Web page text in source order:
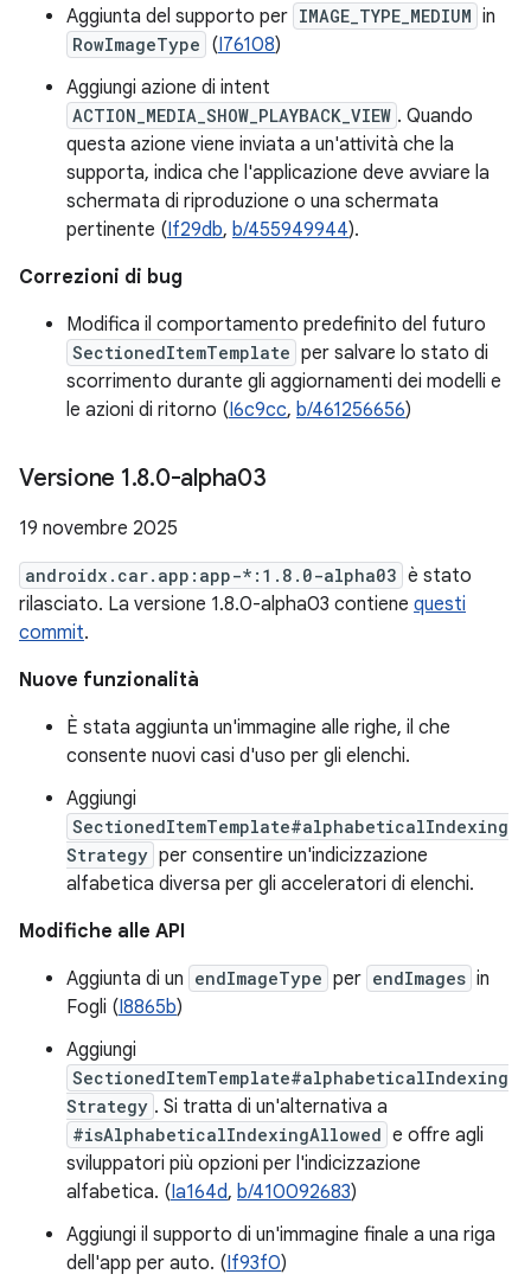
Aggiunta del supporto per IMAGE_TYPE_MEDIUM in
RowImageType (I76108)
Aggiungi azione di intent
ACTION_MEDIA_SHOW_PLAYBACK_VIEW . Quando
questa azione viene inviata a un'attività che la
supporta, indica che l'applicazione deve avviare la
schermata di riproduzione o una schermata
pertinente (If29db, b/455949944).
Correzioni di bug
Modifica il comportamento predefinito del futuro
SectionedItemTemplate per salvare lo stato di
scorrimento durante gli aggiornamenti dei modelli e
le azioni di ritorno (I6c9cc, b/461256656)
Versione 1.8.0-alpha03
19 novembre 2025
androidx.car.app:app-*:1.8.0-alpha03 è stato
rilasciato. La versione 1.8.0-alpha03 contiene questi
commit.
Nuove funzionalità
È stata aggiunta un'immagine alle righe, il che
consente nuovi casi d'uso per gli elenchi.
Aggiungi
SectionedItemTemplate#alphabeticalIndexing
Strategy per consentire un'indicizzazione
alfabetica diversa per gli acceleratori di elenchi.
Modifiche alle API
Aggiunta di un endImageType per endImages in
Fogli (I8865b)
Aggiungi
SectionedItemTemplate#alphabeticalIndexing
Strategy . Si tratta di un'alternativa a
#isAlphabeticalIndexingAllowed e offre agli
sviluppatori più opzioni per l'indicizzazione
alfabetica. (Ia164d, b/410092683)
Aggiungi il supporto di un'immagine finale a una riga
dell'app per auto. (If93f0)